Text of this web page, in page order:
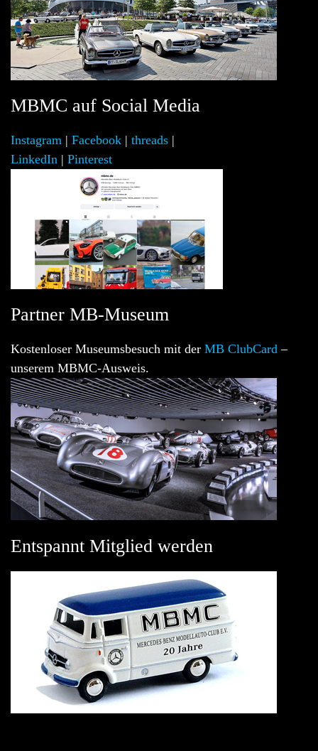
MBMC auf Social Media
Instagram | Facebook | threads |
LinkedIn | Pinterest
Partner MB-Museum
Kostenloser Museumsbesuch mit der MB ClubCard –
unserem MBMC-Ausweis.
Entspannt Mitglied werden